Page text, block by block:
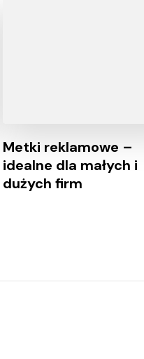
Metki reklamowe –
idealne dla małych i
dużych firm